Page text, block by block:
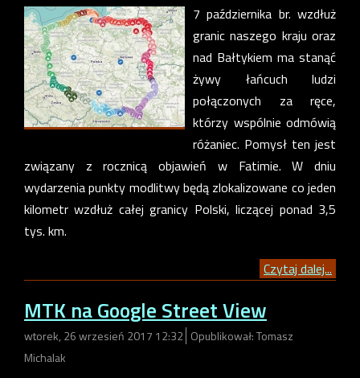
7 października br. wzdłuż
granic naszego kraju oraz
nad Bałtykiem ma stanąć
żywy łańcuch ludzi
połączonych za ręce,
którzy wspólnie odmówią
różaniec. Pomysł ten jest
związany z rocznicą objawień w Fatimie. W dniu
wydarzenia punkty modlitwy będą zlokalizowane co jeden
kilometr wzdłuż całej granicy Polski, liczącej ponad 3,5
tys. km.
Czytaj dalej...
MTK na Google Street View
wtorek, 26 wrzesień 2017 12:32 Opublikował: Tomasz
Michalak